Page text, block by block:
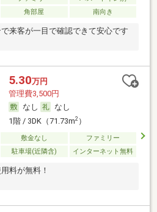
角部屋 南向き
来客が一目で確認できて安心です
5.30万円
管理費3,500円
なし
なし
1階 / 3DK（71.73m2）
敷金なし
ファミリー
駐車場(近隣含) インターネット無料
料が無料！